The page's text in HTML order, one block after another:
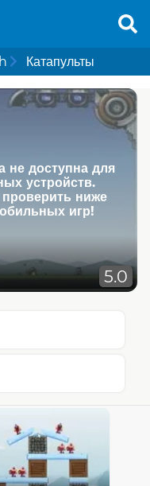
Катапульты
не доступна для
устройств.
ниже
игр!
5.0